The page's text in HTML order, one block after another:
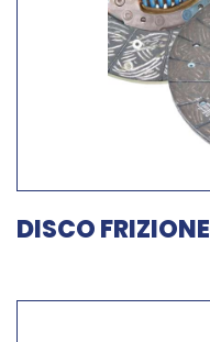
DISCO FRIZIONE